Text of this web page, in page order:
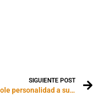
SIGUIENTE POST
Dándole personalidad a su hogar